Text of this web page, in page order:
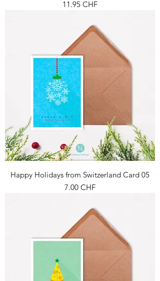
Prix
11.95 CHF
Happy Holidays from Switzerland Card 05
Prix
7.00 CHF